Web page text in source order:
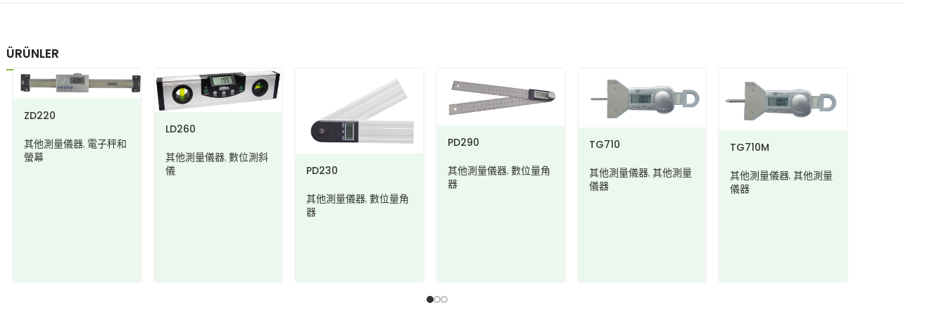
ÜRÜNLER
ZD220
其他測量儀器, 電子秤和
螢幕
LD260
其他測量儀器, 數位測斜
儀
PD230
其他測量儀器,數位量角
器
PD290
其他測量儀器, 數位量角
器
TG710
其他測量儀器, 其他測量
儀器
TG710M
其他測量儀器,其他測量
儀器